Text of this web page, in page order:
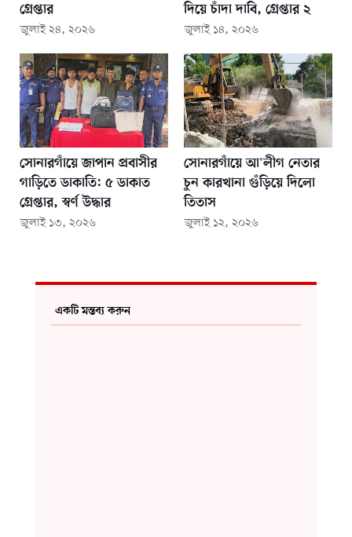
গ্রেপ্তার
জুলাই ২৪, ২০২৬
দিয়ে চাঁদা দাবি, গ্রেপ্তার ২
জুলাই ১৪, ২০২৬
সোনারগাঁয়ে জাপান প্রবাসীর
গাড়িতে ডাকাতি: ৫ ডাকাত
গ্রেপ্তার, স্বর্ণ উদ্ধার
জুলাই ১৩, ২০২৬
সোনারগাঁয়ে আ'লীগ নেতার
চুন কারখানা গুঁড়িয়ে দিলো
তিতাস
জুলাই ১২, ২০২৬
একটি মন্তব্য করুন